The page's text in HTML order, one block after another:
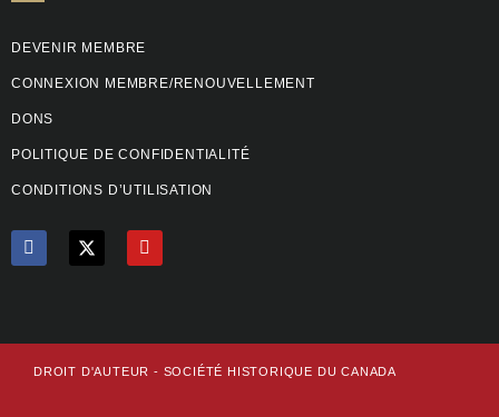
DEVENIR MEMBRE
CONNEXION MEMBRE/RENOUVELLEMENT
DONS
POLITIQUE DE CONFIDENTIALITÉ
CONDITIONS D’UTILISATION
F
a
o
Y
o
e
DROIT D'AUTEUR - SOCIÉTÉ HISTORIQUE DU CANADA